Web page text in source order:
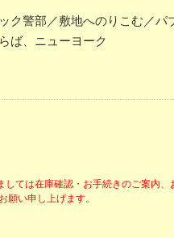
ク警部／敷地へのりこむ／
ば、ニューヨーク
ては在庫確認・お手続きのご案内
願い申し上げます。